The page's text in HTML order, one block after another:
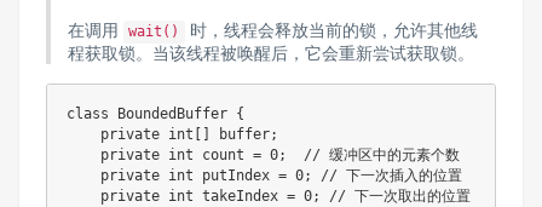
在调用 wait()
时，线程会释放当前的锁，允许其他线
程获取锁。当该线程被唤醒后，它会重新尝试获取锁。
class BoundedBuffer {
    private int[] buffer;
    private int count = 0;  // 缓冲区中的元素个数
    private int putIndex = 0; // 下一次插入的位置
    private int takeIndex = 0; // 下一次取出的位置